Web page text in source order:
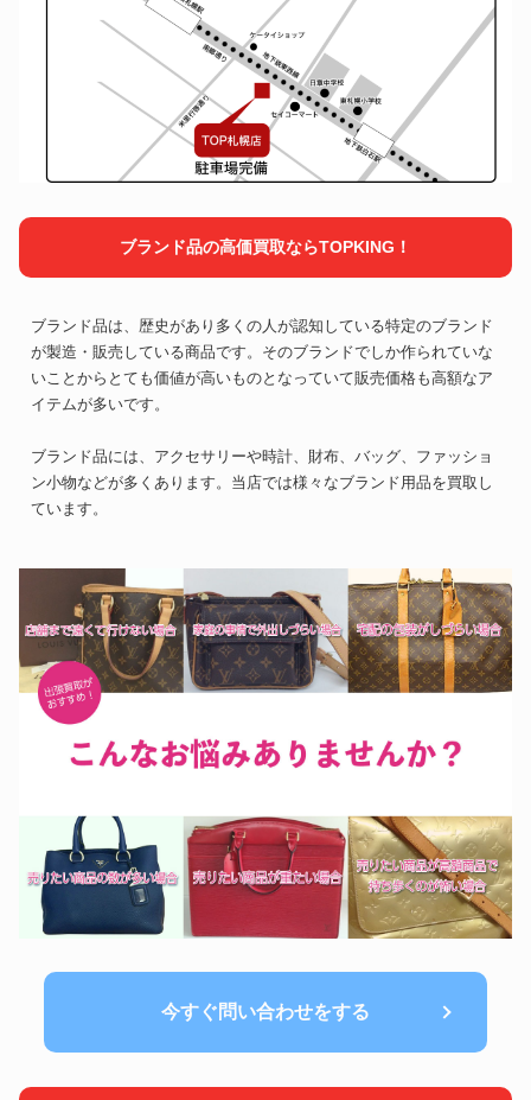
ブランド品の高価買取ならTOPKING！
ブランド品は、歴史があり多くの人が認知している特定のブランド
が製造・販売している商品です。そのブランドでしか作られていな
いことからとても価値が高いものとなっていて販売価格も高額なア
イテムが多いです。
ブランド品には、アクセサリーや時計、財布、バッグ、ファッショ
ン小物などが多くあります。当店では様々なブランド用品を買取し
ています。
今すぐ問い合わせをする